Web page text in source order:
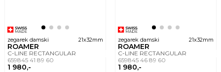
zegarek damski 21x32mm
ROAMER
C-LINE RECTANGULAR
659845 41 89 60
1 980,-
zegarek damski 21x32mm
ROAMER
C-LINE RECTANGULAR
659845 46 89 60
1 980,-